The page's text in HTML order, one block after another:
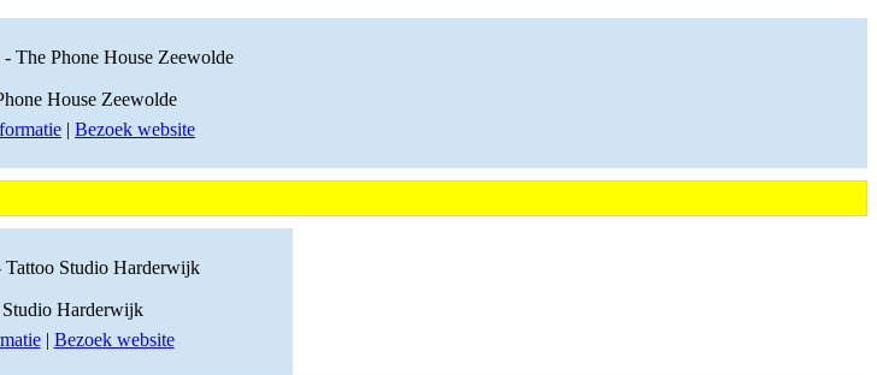
House Zeewolde
| Bezoek website
Studio Harderwijk
| Bezoek website